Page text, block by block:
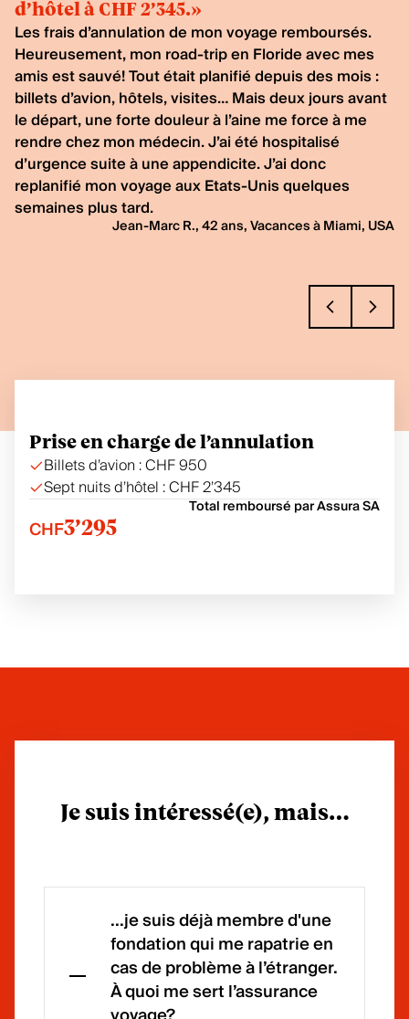
Prise en charge de l’annulation
Billets d’avion : CHF 950
Sept nuits d’hôtel : CHF 2’345
Total remboursé par Assura SA
CHF3’295
d’hôtel à CHF 2’345.»
Les frais d’annulation de mon voyage remboursés.
Heureusement, mon road-trip en Floride avec mes
amis est sauvé! Tout était planifié depuis des mois :
billets d’avion, hôtels, visites… Mais deux jours avant
le départ, une forte douleur à l’aine me force à me
rendre chez mon médecin. J’ai été hospitalisé
d’urgence suite à une appendicite. J’ai donc
replanifié mon voyage aux Etats-Unis quelques
semaines plus tard.
Jean-Marc R., 42 ans, Vacances à Miami, USA
Je suis intéressé(e), mais…
...je suis déjà membre d'une
fondation qui me rapatrie en
cas de problème à l’étranger.
À quoi me sert l’assurance